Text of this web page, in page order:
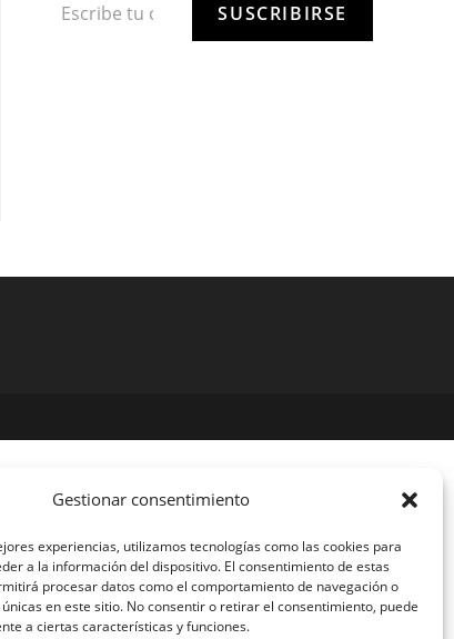
Gestionar consentimiento
experiencias, utilizamos tecnologías como las cookies para
a la información del dispositivo. El consentimiento de estas
procesar datos como el comportamiento de navegación o
en este sitio. No consentir o retirar el consentimiento, puede
a ciertas características y funciones.
SUSCRIBIRSE